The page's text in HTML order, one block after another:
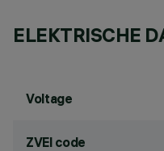
ELEKTRISCHE
Voltage
ZVEI code